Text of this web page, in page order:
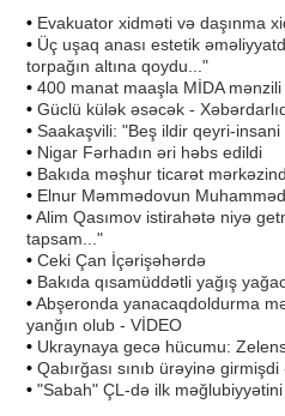
• Evakuator xidməti və daşınma
• Üç uşaq anası estetik
torpağın altına qoydu..."
• 400 manat maaşla MİDA
• Güclü külək əsəcək -
• Saakaşvili: "Beş ildir qeyri-insani
• Nigar Fərhadın əri həbs edildi
• Bakıda məşhur ticarət
• Elnur Məmmədovun
•Alim Qasımov istirahətə niyə
tapsam..."
• Ceki Çan İçərişəhərdə
• Bakıda qısamüddətli yağış
•Abşeronda yanacaqdoldurma
yanğın olub - VİDEO
• Ukraynaya gecə hücumu:
• Qabırğası sınıb ürəyinə
• "Sabah" ÇL-də ilk